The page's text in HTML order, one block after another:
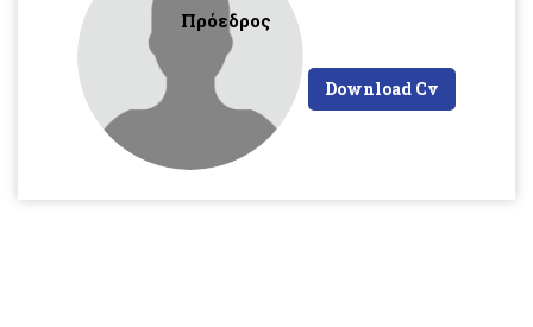
Πρόεδρος
Download Cv